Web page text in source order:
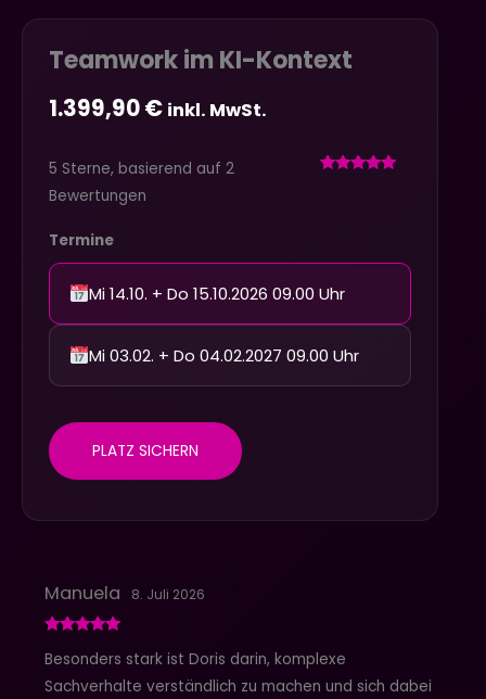
Teamwork im KI-Kontext
1.399,90€ inkl. MwSt.
5 Sterne, basierend auf 2
Bewertungen
Termine
Mi 14.10. + Do 15.10.2026 09.00 Uhr
Mi 03.02. + Do 04.02.2027 09.00 Uhr
PLATZ SICHERN
5von 5
Manuela 8. Juli 2026
Besonders stark ist Doris darin, komplexe
Sachverhalte verständlich zu machen und sich dabei